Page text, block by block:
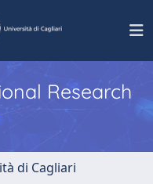
Research
di Cagliari